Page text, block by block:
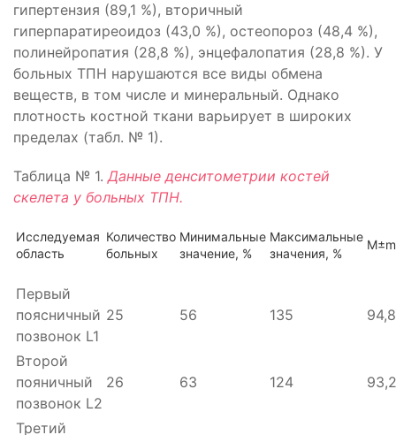
гипертензия (89,1 %), вторичный
гиперпаратиреоидоз (43,0 %), остеопороз (48,4 %),
полинейропатия (28,8 %), энцефалопатия (28,8 %). У
больных ТПН нарушаются все виды обмена
веществ, в том числе и минеральный. Однако
плотность костной ткани варьирует в широких
пределах (табл. № 1).
Таблица № 1.Данные денситометрии костей
скелета у больных ТПН.
Исследуемая
область
Количество
больных
Минимальные
значение, %
Максимальные
значения, %
М±
Первый
поясничный
позвонок L1
25 56 135
Второй
пояничный
позвонок L2
26 63 124
Третий